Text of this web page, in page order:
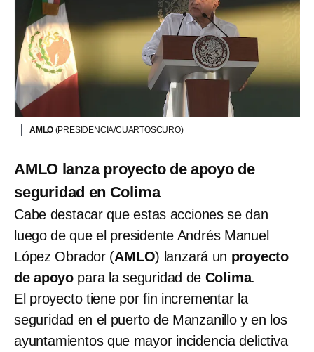
AMLO (PRESIDENCIA/CUARTOSCURO)
AMLO lanza proyecto de apoyo de
seguridad en Colima
Cabe destacar que estas acciones se dan
luego de que el presidente Andrés Manuel
López Obrador (AMLO) lanzará un proyecto
de apoyo para la seguridad de Colima.
El proyecto tiene por fin incrementar la
seguridad en el puerto de Manzanillo y en los
ayuntamientos que mayor incidencia delictiva